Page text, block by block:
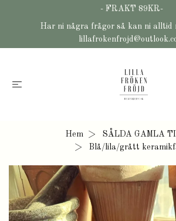
- FRAKT 89KR-
Har ni några frågor så kan ni alltid
Hem
SÅLDA GAMLA
Blå/lila/grått